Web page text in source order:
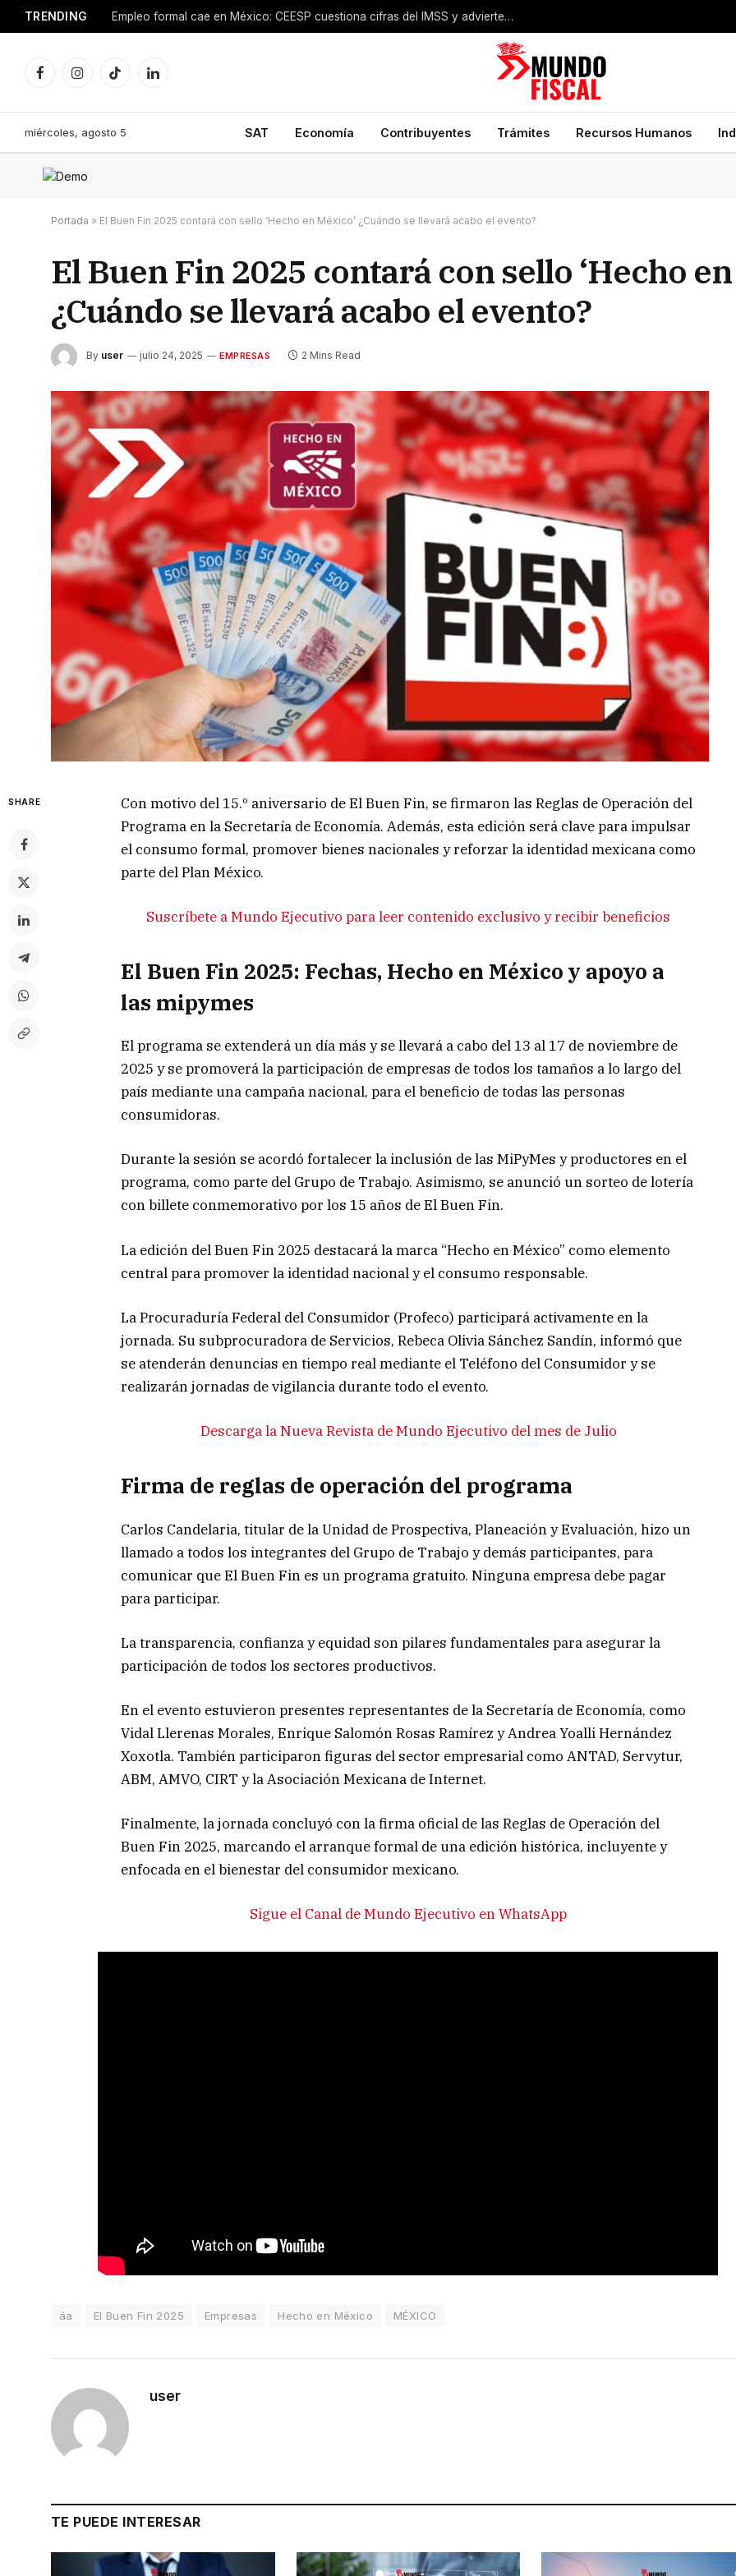
TRENDING Empleo formal cae en México: CEESP cuestiona cifras del IMSS y advierte mayor precarización
FacebookInstagramTikTokLinkedIn
miércoles, agosto 5 SAT Economía Contribuyentes Trámites Recursos Humanos
Portada » El Buen Fin 2025 contará con sello ‘Hecho en México’ ¿Cuándo se llevará acabo el evento?
El Buen Fin 2025 contará con sello ‘Hecho en
¿Cuándo se llevará acabo el evento?
By user julio 24, 2025 EMPRESAS 2 Mins Read
SHARE
Con motivo del 15.º aniversario de El Buen Fin, se firmaron las Reglas de Operación del
Programa en la Secretaría de Economía. Además, esta edición será clave para impulsar
el consumo formal, promover bienes nacionales y reforzar la identidad mexicana como
parte del Plan México.
Suscríbete a Mundo Ejecutivo para leer contenido exclusivo y recibir beneficios
El Buen Fin 2025: Fechas, Hecho en México y apoyo a
las mipymes
El programa se extenderá un día más y se llevará a cabo del 13 al 17 de noviembre de
2025 y se promoverá la participación de empresas de todos los tamaños a lo largo del
país mediante una campaña nacional, para el beneficio de todas las personas
consumidoras.
Durante la sesión se acordó fortalecer la inclusión de las MiPyMes y productores en el
programa, como parte del Grupo de Trabajo. Asimismo, se anunció un sorteo de lotería
con billete conmemorativo por los 15 años de El Buen Fin.
La edición del Buen Fin 2025 destacará la marca “Hecho en México” como elemento
central para promover la identidad nacional y el consumo responsable.
La Procuraduría Federal del Consumidor (Profeco) participará activamente en la
jornada. Su subprocuradora de Servicios, Rebeca Olivia Sánchez Sandín, informó que
se atenderán denuncias en tiempo real mediante el Teléfono del Consumidor y se
realizarán jornadas de vigilancia durante todo el evento.
Descarga la Nueva Revista de Mundo Ejecutivo del mes de Julio
Firma de reglas de operación del programa
Carlos Candelaria, titular de la Unidad de Prospectiva, Planeación y Evaluación, hizo un
llamado a todos los integrantes del Grupo de Trabajo y demás participantes, para
comunicar que El Buen Fin es un programa gratuito. Ninguna empresa debe pagar
para participar.
La transparencia, confianza y equidad son pilares fundamentales para asegurar la
participación de todos los sectores productivos.
En el evento estuvieron presentes representantes de la Secretaría de Economía, como
Vidal Llerenas Morales, Enrique Salomón Rosas Ramírez y Andrea Yoalli Hernández
Xoxotla. También participaron figuras del sector empresarial como ANTAD, Servytur,
ABM, AMVO, CIRT y la Asociación Mexicana de Internet.
Finalmente, la jornada concluyó con la firma oficial de las Reglas de Operación del
Buen Fin 2025, marcando el arranque formal de una edición histórica, incluyente y
enfocada en el bienestar del consumidor mexicano.
Sigue el Canal de Mundo Ejecutivo en WhatsApp
áa El Buen Fin 2025 Empresas Hecho en México MÉXICO
user
TE PUEDE INTERESAR